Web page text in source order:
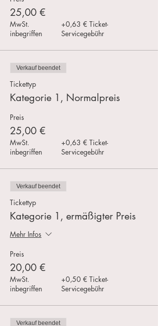
25,00 €
MwSt.
inbegriffen
+0,63 € Ticket-
Servicegebühr
Verkauf beendet
Tickettyp
Kategorie 1, Normalpreis
Preis
25,00 €
MwSt.
inbegriffen
+0,63 € Ticket-
Servicegebühr
Verkauf beendet
Tickettyp
Kategorie 1, ermäßigter Preis
Mehr Infos
Preis
20,00 €
MwSt.
inbegriffen
+0,50 € Ticket-
Servicegebühr
Verkauf beendet